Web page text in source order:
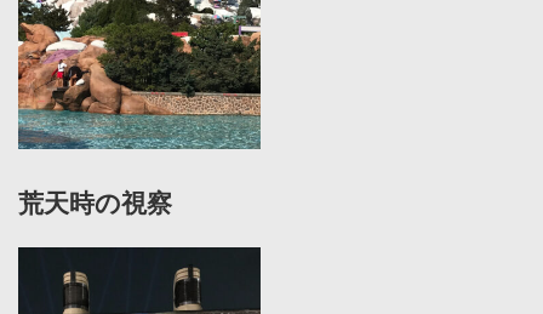
荒天時の視察